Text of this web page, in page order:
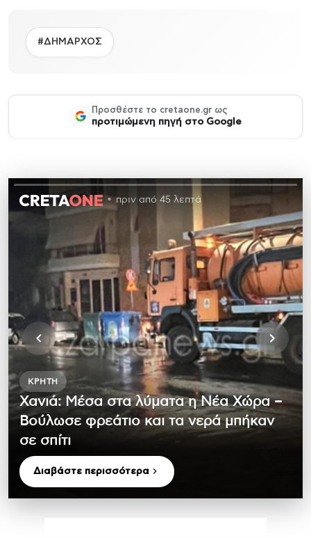
#ΔΗΜΑΡΧΟΣ
Προσθέστε το cretaone.gr ως
προτιμώμενη πηγή στο Google
πριν από 45 λεπτά
ΚΡΉΤΗ
Χανιά: Μέσα στα λύματα η Νέα Χώρα –
Βούλωσε φρεάτιο και τα νερά μπήκαν
σε σπίτι
Διαβάστε περισσότερα